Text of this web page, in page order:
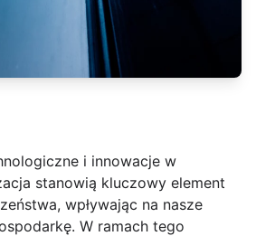
i innowacje w
stanowią kluczowy element
wpływając na nasze
W ramach tego